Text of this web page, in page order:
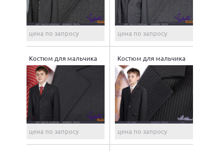
цена по запросу цена по запросу
Костюм для мальчика
цена по запросу
Костюм для мальчика
цена по запросу